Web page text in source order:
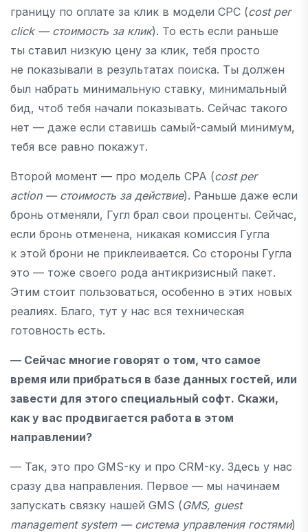
границу по оплате за клик в модели CPC (cost per
click — стоимость за клик). То есть если раньше
ты ставил низкую цену за клик, тебя просто
не показывали в результатах поиска. Ты должен
был набрать минимальную ставку, минимальный
бид, чтоб тебя начали показывать. Сейчас такого
нет — даже если ставишь самый-самый минимум,
тебя все равно покажут.
Второй момент — про модель CPA (cost per
action — стоимость за действие). Раньше даже если
бронь отменяли, Гугл брал свои проценты. Сейчас,
если бронь отменена, никакая комиссия Гугла
к этой брони не приклеивается. Со стороны Гугла
это — тоже своего рода антикризисный пакет.
Этим стоит пользоваться, особенно в этих новых
реалиях. Благо, тут у нас вся техническая
готовность есть.
— Сейчас многие говорят о том, что самое
время или прибраться в базе данных гостей, или
завести для этого специальный софт. Скажи,
как у вас продвигается работа в этом
направлении?
— Так, это про GMS-ку и про CRM-ку. Здесь у нас
сразу два направления. Первое — мы начинаем
запускать связку нашей GMS (GMS, guest
management system — система управления гостями)